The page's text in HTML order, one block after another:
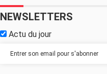
NEWSLETTERS
Actu du jour